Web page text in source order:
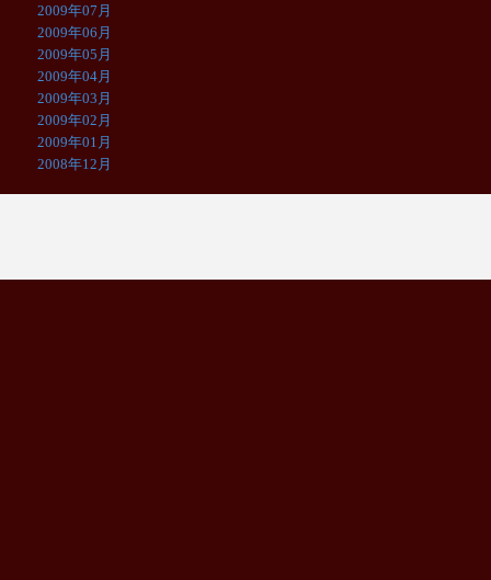
2009年07月
2009年06月
2009年05月
2009年04月
2009年03月
2009年02月
2009年01月
2008年12月